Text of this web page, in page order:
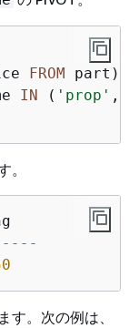
FROM part)
IN ( 'prop' ,
。
す。次の例は、